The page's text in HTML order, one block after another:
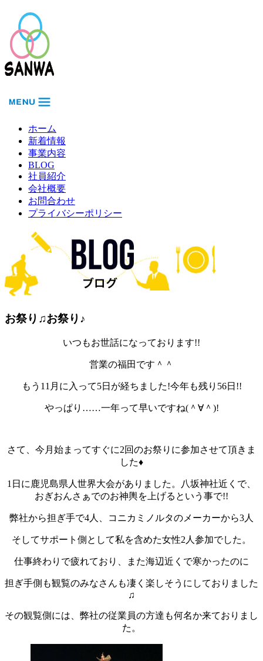
ホーム
新着情報
事業内容
BLOG
社員紹介
会社概要
お問合わせ
プライバシーポリシー
お祭り♫お祭り♪
いつもお世話になっております!!
営業の福田です＾＾
もう11月に入って5日が経ちました!今年も残り56日!!
やっぱり……一年って早いですね(＾∀＾)!
さて、今月始まってすぐに2回のお祭りに参加させて頂きま
した♦
1日に鹿児島県人世界大会がありました。八坂神社近くで、
おぎおんさぁでのお神輿を上げるという事で!!
弊社から担ぎ手で4人、コニカミノルタのメーカーから3人
そしてサポート側として私を含めた女性2人参加でした。
仕事終わりで疲れており、また海辺近くで寒かったのに
担ぎ手側も観覧のみなさんも凄く楽しそうにしておりました
♫
その観覧側には、弊社の従業員の方達も何名か来ておりまし
た。